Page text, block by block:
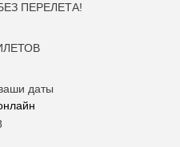
ПЕРЕЛЕТА!
даты